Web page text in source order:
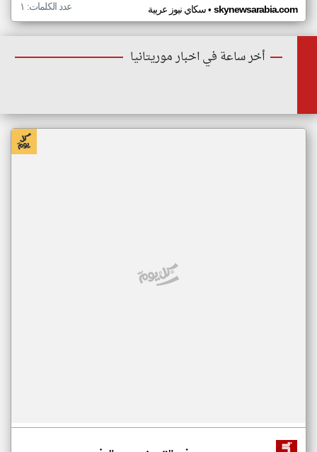
سكاي نيوز عربية• skynewsarabia.com عدد الكلمات: ١
أخر ساعة في اخبار موريتانيا